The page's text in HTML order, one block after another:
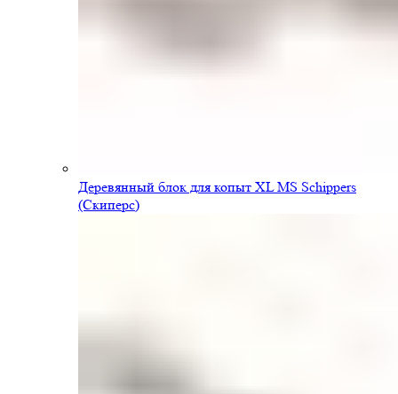
Деревянный блок для копыт XL MS Schippers
(Скиперс)